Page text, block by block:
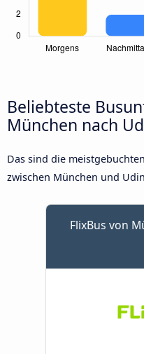
Beliebteste
München nach
Das sind die
zwischen München und
FlixBus von